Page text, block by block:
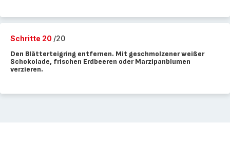
Schritte 20 /20
Den Blätterteigring entfernen. Mit geschmolzener weißer
Schokolade, frischen Erdbeeren oder Marzipanblumen
verzieren.